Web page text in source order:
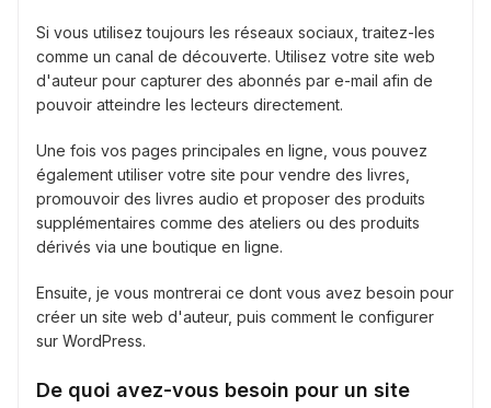
Si vous utilisez toujours les réseaux sociaux, traitez-les
comme un canal de découverte. Utilisez votre site web
d'auteur pour capturer des abonnés par e-mail afin de
pouvoir atteindre les lecteurs directement.
Une fois vos pages principales en ligne, vous pouvez
également utiliser votre site pour vendre des livres,
promouvoir des livres audio et proposer des produits
supplémentaires comme des ateliers ou des produits
dérivés via une boutique en ligne.
Ensuite, je vous montrerai ce dont vous avez besoin pour
créer un site web d'auteur, puis comment le configurer
sur WordPress.
De quoi avez-vous besoin pour un site